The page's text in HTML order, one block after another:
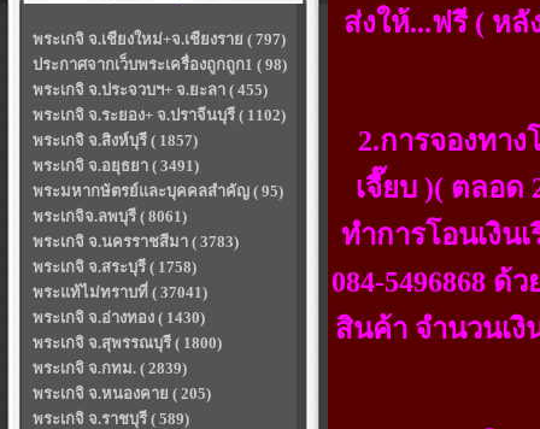
พระเกจิ จ.เชียงใหม่+จ.เชียงราย ( 797)
ประกาศจากเว็บพระเครื่องถูกถูก1 ( 98)
พระเกจิ จ.ประจวบฯ+ จ.ยะลา ( 455)
พระเกจิ จ.ระยอง+ จ.ปราจีนบุรี ( 1102)
พระเกจิ จ.สิงห์บุรี ( 1857)
พระเกจิ จ.อยุธยา ( 3491)
พระมหากษัตรย์และบุคคลสำคัญ ( 95)
พระเกจิจ.ลพบุรี ( 8061)
พระเกจิ จ.นครราชสีมา ( 3783)
พระเกจิ จ.สระบุรี ( 1758)
พระแท้ไม่ทราบที่ ( 37041)
พระเกจิ จ.อ่างทอง ( 1430)
พระเกจิ จ.สุพรรณบุรี ( 1800)
พระเกจิ จ.กทม. ( 2839)
พระเกจิ จ.หนองคาย ( 205)
พระเกจิ จ.ราชบุรี ( 589)
ส่งให้...ฟรี ( หลั
2.การจองทา
เจี๊ยบ )( ตลอด
ทำการโอนเงิน
084-5496868
สินค้า จำนวนเ